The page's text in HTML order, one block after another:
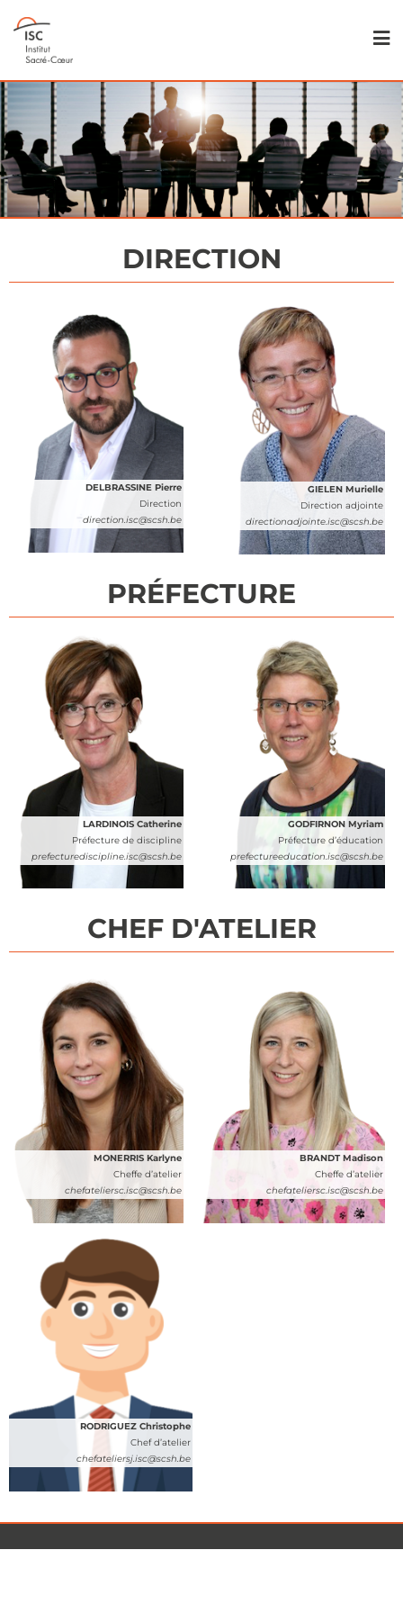
DIRECTION
DELBRASSINE Pierre
Direction
direction.isc@scsh.be
GIELEN Murielle
Direction adjointe
directionadjointe.isc@scsh.be
PRÉFECTURE
LARDINOIS Catherine
Préfecture de discipline
prefecturediscipline.isc@scsh.be
GODFIRNON Myriam
Préfecture d’éducation
prefectureeducation.isc@scsh.be
CHEF D'ATELIER
MONERRIS Karlyne
Cheffe d’atelier
chefateliersc.isc@scsh.be
BRANDT Madison
Cheffe d’atelier
chefateliersc.isc@scsh.be
RODRIGUEZ Christophe
Chef d’atelier
chefateliersj.isc@scsh.be